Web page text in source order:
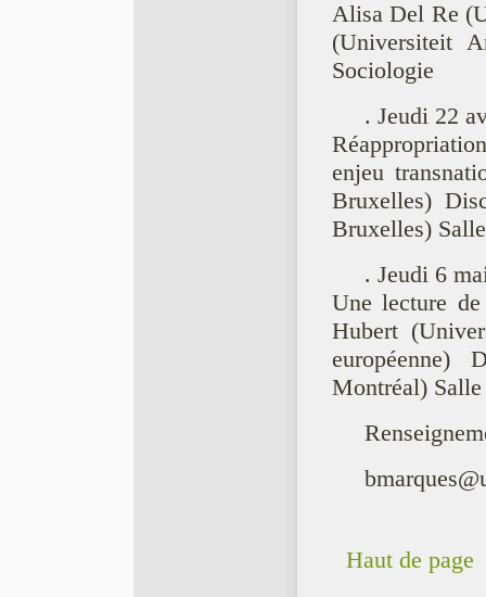
Alisa Del Re
(Universiteit
Sociologie
. Jeudi 22
enjeu
Bruxelles)
Bruxelles)
. Jeudi 6
Une lecture
Hubert
européenne)
Montréal)
Haut de page